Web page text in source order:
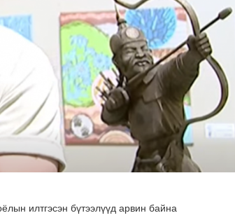
ажиллаж байна
илтгэсэн бүтээлүүд арвин байна